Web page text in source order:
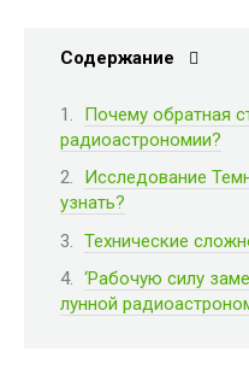
Содержание
Почему обратная
радиоастрономии?
Исследование
узнать?
Технические
‘Рабочую силу
лунной